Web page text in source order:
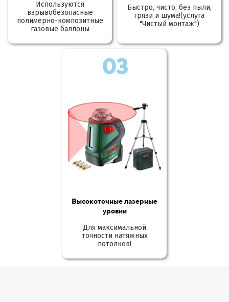
Используются
взрывобезопасные
полимерно-композитные
газовые баллоны
Быстро, чисто, без пыли,
грязи и шума!(услуга
"Чистый монтаж")
03
Высокоточные лазерные
уровни
Для максимальной
точности натяжных
потолков!